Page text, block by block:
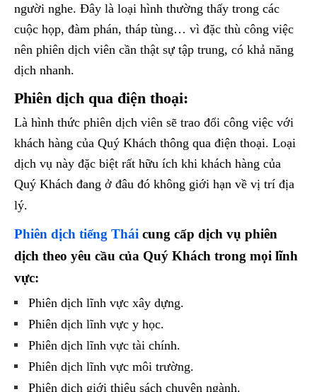
người nghe. Đây là loại hình thường thấy trong các
cuộc họp, đàm phán, tháp tùng… vì đặc thù công việc
nên phiên dịch viên cần thật sự tập trung, có khả năng
dịch nhanh.
Phiên dịch qua điện thoại:
Là hình thức phiên dịch viên sẽ trao đổi công việc với
khách hàng của Quý Khách thông qua điện thoại. Loại
dịch vụ này đặc biệt rất hữu ích khi khách hàng của
Quý Khách đang ở đâu đó không giới hạn về vị trí địa
lý.
Phiên dịch tiếng Thái cung cấp dịch vụ phiên
dịch theo yêu cầu của Quý Khách trong mọi lĩnh
vực:
Phiên dịch lĩnh vực xây dựng.
Phiên dịch lĩnh vực y học.
Phiên dịch lĩnh vực tài chính.
Phiên dịch lĩnh vực môi trường.
Phiên dịch giới thiệu sách chuyên ngành.